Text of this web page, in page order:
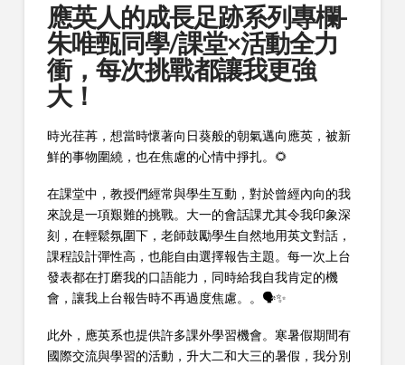
應英人的成長足跡系列專欄-
朱唯甄同學/課堂×活動全力
衝，每次挑戰都讓我更強
大！
時光荏苒，想當時懷著向日葵般的朝氣邁向應英，被新
鮮的事物圍繞，也在焦慮的心情中掙扎。🌻
在課堂中，教授們經常與學生互動，對於曾經內向的我
來說是一項艱難的挑戰。大一的會話課尤其令我印象深
刻，在輕鬆氛圍下，老師鼓勵學生自然地用英文對話，
課程設計彈性高，也能自由選擇報告主題。每一次上台
發表都在打磨我的口語能力，同時給我自我肯定的機
會，讓我上台報告時不再過度焦慮。。🗣️✨
此外，應英系也提供許多課外學習機會。寒暑假期間有
國際交流與學習的活動，升大二和大三的暑假，我分別